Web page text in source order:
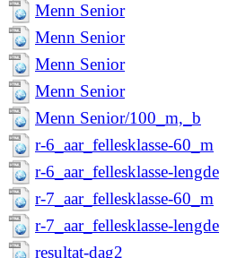
Menn Senior
Menn Senior
Menn Senior
Menn Senior
Menn Senior/100_m,_b
r-6_aar_fellesklasse-60_m
r-6_aar_fellesklasse-lengde
r-7_aar_fellesklasse-60_m
r-7_aar_fellesklasse-lengde
resultat-dag2